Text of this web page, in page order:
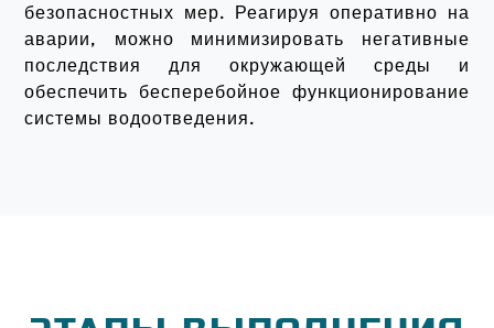
безопасностных мер. Реагируя оперативно на
аварии, можно минимизировать негативные
последствия для окружающей среды и
обеспечить бесперебойное функционирование
системы водоотведения.